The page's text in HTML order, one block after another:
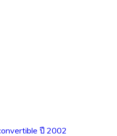
ปี 2002